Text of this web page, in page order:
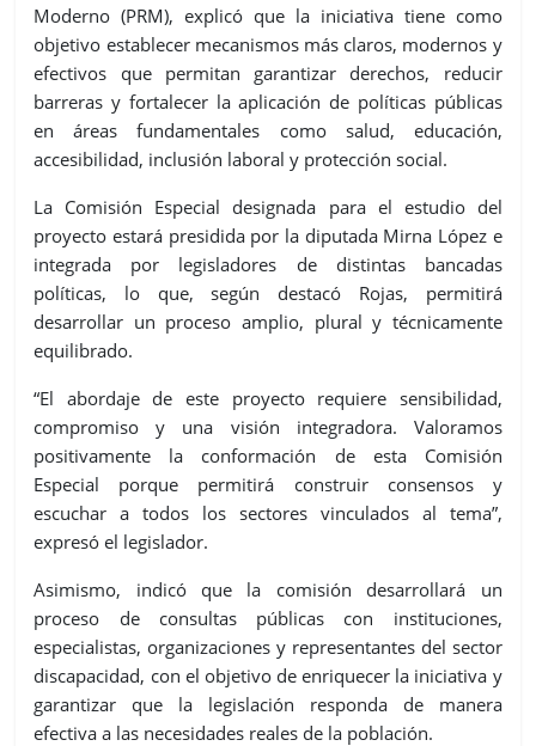
Moderno (PRM), explicó que la iniciativa tiene como
objetivo establecer mecanismos más claros, modernos y
efectivos que permitan garantizar derechos, reducir
barreras y fortalecer la aplicación de políticas públicas
en áreas fundamentales como salud, educación,
accesibilidad, inclusión laboral y protección social.
La Comisión Especial designada para el estudio del
proyecto estará presidida por la diputada Mirna López e
integrada por legisladores de distintas bancadas
políticas, lo que, según destacó Rojas, permitirá
desarrollar un proceso amplio, plural y técnicamente
equilibrado.
“El abordaje de este proyecto requiere sensibilidad,
compromiso y una visión integradora. Valoramos
positivamente la conformación de esta Comisión
Especial porque permitirá construir consensos y
escuchar a todos los sectores vinculados al tema”,
expresó el legislador.
Asimismo, indicó que la comisión desarrollará un
proceso de consultas públicas con instituciones,
especialistas, organizaciones y representantes del sector
discapacidad, con el objetivo de enriquecer la iniciativa y
garantizar que la legislación responda de manera
efectiva a las necesidades reales de la población.